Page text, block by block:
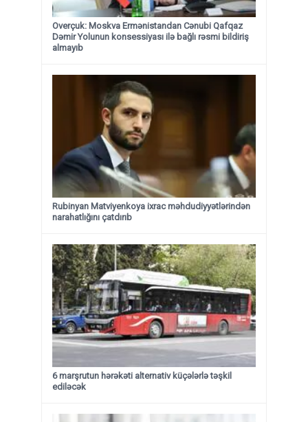
Overçuk: Moskva Ermənistandan Cənubi Qafqaz
Dəmir Yolunun konsessiyası ilə bağlı rəsmi bildiriş
almayıb
Rubinyan Matviyenkoya ixrac məhdudiyyətlərindən
narahatlığını çatdırıb
6 marşrutun hərəkəti alternativ küçələrlə təşkil
ediləcək